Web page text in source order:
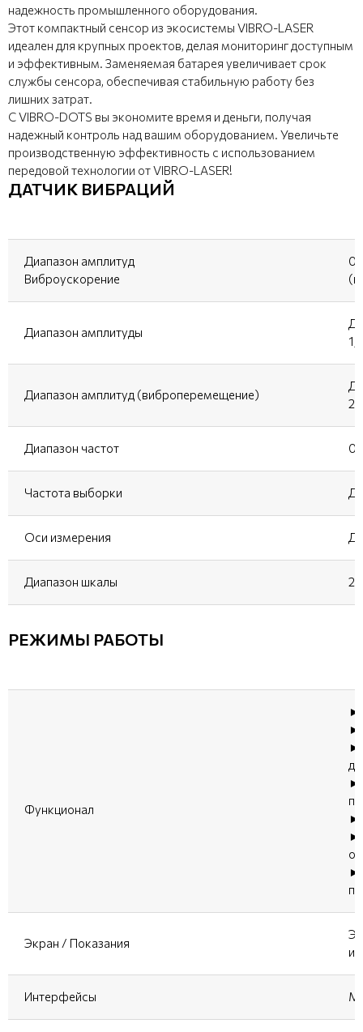
надежность промышленного оборудования.
Этот компактный сенсор из экосистемы VIBRO-LASER
идеален для крупных проектов, делая мониторинг доступным
и эффективным. Заменяемая батарея увеличивает срок
службы сенсора, обеспечивая стабильную работу без
лишних затрат.
С VIBRO-DOTS вы экономите время и деньги, получая
надежный контроль над вашим оборудованием. Увеличьте
производственную эффективность с использованием
передовой технологии от VIBRO-LASER!
ДАТЧИК ВИБРАЦИЙ
Диапазон амплитуд
Виброускорение
(в
Диапазон амплитуды
Диапазон амплитуд (виброперемещение)
Диапазон частот
Частота выборки
Оси измерения
Диапазон шкалы
РЕЖИМЫ РАБОТЫ
Функционал
►
►
►
►
►
►
►
Экран / Показания
Интерфейсы